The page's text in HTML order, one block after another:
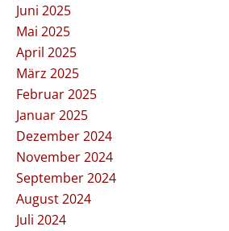
Juni 2025
Mai 2025
April 2025
März 2025
Februar 2025
Januar 2025
Dezember 2024
November 2024
September 2024
August 2024
Juli 2024